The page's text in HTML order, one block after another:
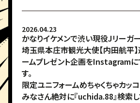
2026.04.23
かなりイケメンで渋い現役Jリーガ
埼玉県本庄市観光大使【内田航平
ームプレゼント企画をInstagramに
す。
限定ユニフォームめちゃくちゃカッ
みなさん絶対に『uchida.88』検索し